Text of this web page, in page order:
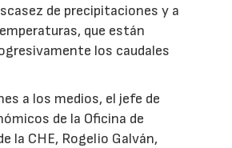
de precipitaciones y a
que están
los caudales
a los medios, el jefe de
de la Oficina de
la CHE, Rogelio Galván,